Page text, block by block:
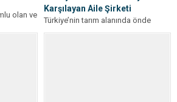
olan ve
Karşılayan Aile Şirketi
Türkiye’nin tarım alanında önde
gelen aile şirketlerinden biri olan